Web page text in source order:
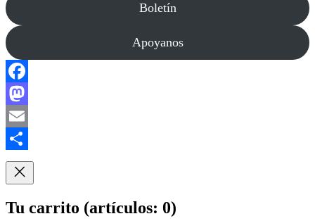
Boletín
Apoyanos
Facebook
Mastodon
Email
Compartir
Tu carrito (artículos: 0)